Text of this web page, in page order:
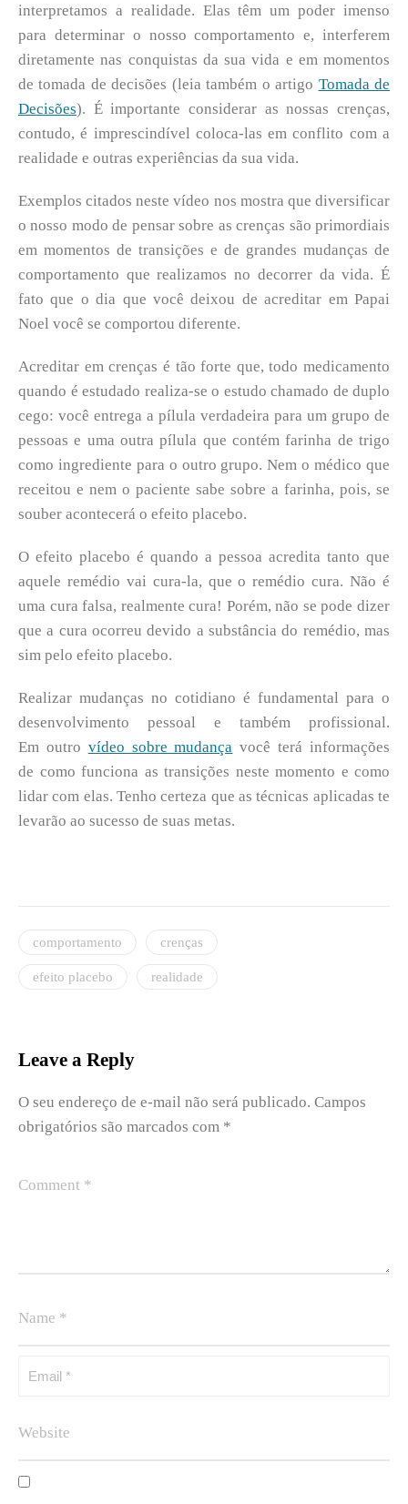
interpretamos a realidade. Elas têm um poder imenso
para determinar o nosso comportamento e, interferem
diretamente nas conquistas da sua vida e em momentos
de tomada de decisões (leia também o artigo Tomada de
Decisões). É importante considerar as nossas crenças,
contudo, é imprescindível coloca-las em conflito com a
realidade e outras experiências da sua vida.
Exemplos citados neste vídeo nos mostra que diversificar
o nosso modo de pensar sobre as crenças são primordiais
em momentos de transições e de grandes mudanças de
comportamento que realizamos no decorrer da vida. É
fato que o dia que você deixou de acreditar em Papai
Noel você se comportou diferente.
Acreditar em crenças é tão forte que, todo medicamento
quando é estudado realiza-se o estudo chamado de duplo
cego: você entrega a pílula verdadeira para um grupo de
pessoas e uma outra pílula que contém farinha de trigo
como ingrediente para o outro grupo. Nem o médico que
receitou e nem o paciente sabe sobre a farinha, pois, se
souber acontecerá o efeito placebo.
O efeito placebo é quando a pessoa acredita tanto que
aquele remédio vai cura-la, que o remédio cura. Não é
uma cura falsa, realmente cura! Porém, não se pode dizer
que a cura ocorreu devido a substância do remédio, mas
sim pelo efeito placebo.
Realizar mudanças no cotidiano é fundamental para o
desenvolvimento pessoal e também profissional.
Em outro vídeo sobre mudança você terá informações
de como funciona as transições neste momento e como
lidar com elas. Tenho certeza que as técnicas aplicadas te
levarão ao sucesso de suas metas.
comportamento crenças
efeito placebo realidade
Leave a Reply
O seu endereço de e-mail não será publicado. Campos
obrigatórios são marcados com *